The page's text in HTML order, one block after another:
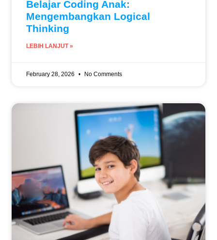
Belajar Coding Anak:
Mengembangkan Logical
Thinking
LEBIH LANJUT »
February 28, 2026 No Comments